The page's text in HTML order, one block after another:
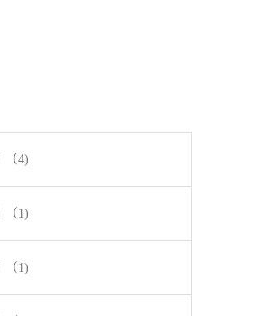
（4)
（1)
（1)